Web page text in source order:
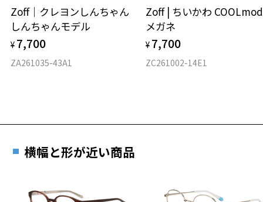
お気に入り
お気に入りに追加済です。
お気に入りリストはこちら
材質
Zoff｜クレヨンしんちゃん
しんちゃんモデル
¥ 7,700
ZA261035-43A1
Zoff | ちいかわ
メガネ
¥ 7,700
ZC261002-14E1
横幅と形が近い商品